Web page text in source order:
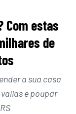
Com estas
de
a sua casa
e poupar